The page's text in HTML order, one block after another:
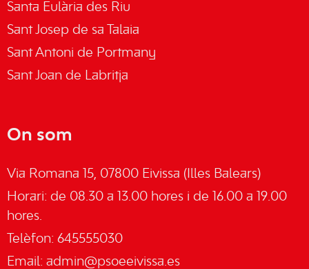
Santa Eulària des Riu
Sant Josep de sa Talaia
Sant Antoni de Portmany
Sant Joan de Labritja
On som
Via Romana 15, 07800 Eivissa (Illes Balears)
Horari: de 08.30 a 13.00 hores i de 16.00 a 19.00
hores.
Telèfon: 645555030
Email: admin@psoeeivissa.es